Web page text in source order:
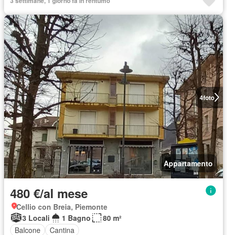
4foto
Appartamento
480 €/al mese
Cellio con Breia, Piemonte
3 Locali
1 Bagno
80 m²
Balcone
Cantina